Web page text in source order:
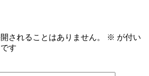
されることはありません。 ※ が付い
す